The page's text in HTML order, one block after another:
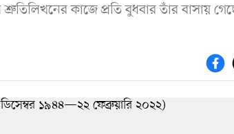
কাজে প্রতি বুধবার তাঁর বাসায়